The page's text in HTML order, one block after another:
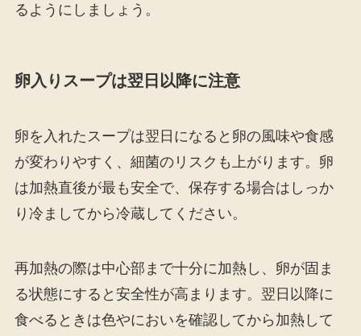
るようにしましょう。
卵入りスープは翌日以降に注意
卵を入れたスープは翌日になると卵の風味や食感
が変わりやすく、細菌のリスクも上がります。卵
は加熱直後が最も安全で、保存する場合はしっか
り冷ましてから冷蔵してください。
再加熱の際は中心部まで十分に加熱し、卵が固ま
る状態にすると安全性が高まります。翌日以降に
食べるときは色やにおいを確認してから加熱して